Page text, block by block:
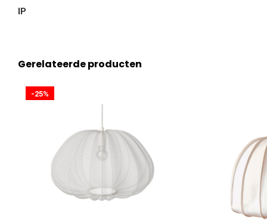
IP
Gerelateerde producten
-25%